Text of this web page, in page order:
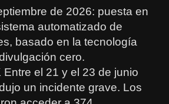
de 2026: puesta en
automatizado de
basado en la tecnología
cero.
Entre el 21 y el 23 de junio
un incidente grave. Los